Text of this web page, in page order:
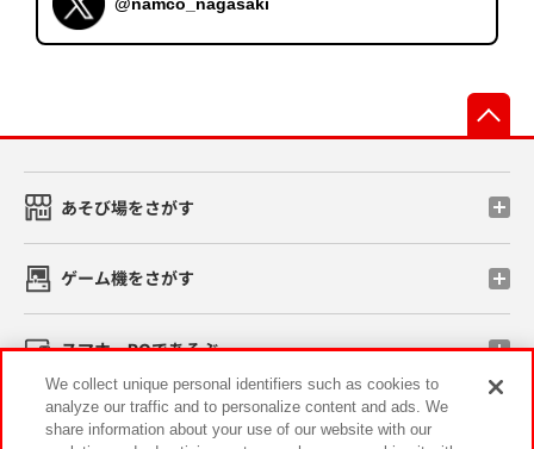
あそび場をさがす
ゲーム機をさがす
スマホ・PCであそぶ
イベント・キャンペーン
We collect unique personal identifiers such as cookies to
analyze our traffic and to personalize content and ads. We
share information about your use of our website with our